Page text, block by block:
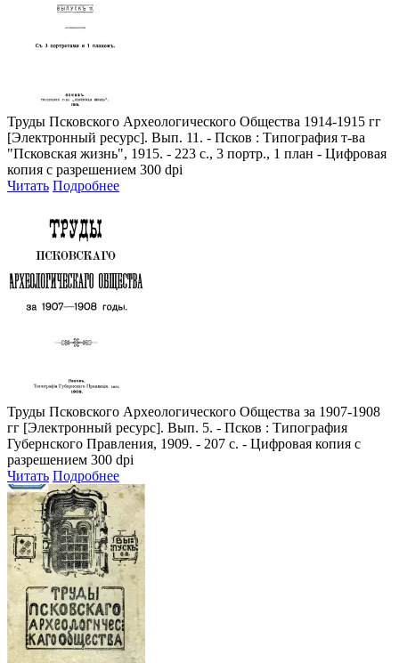
Труды Псковского Археологического Общества 1914-1915 гг
[Электронный ресурс]. Вып. 11. - Псков : Типография т-ва
"Псковская жизнь", 1915. - 223 с., 3 портр., 1 план - Цифровая
копия с разрешением 300 dpi
Читать Подробнее
Труды Псковского Археологического Общества за 1907-1908
гг [Электронный ресурс]. Вып. 5. - Псков : Типография
Губернского Правления, 1909. - 207 с. - Цифровая копия с
разрешением 300 dpi
Читать Подробнее